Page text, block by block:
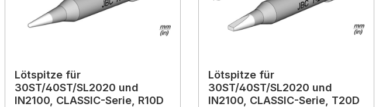
Lötspitze für
30ST/40ST/SL2020 und
IN2100, CLASSIC-Serie, R10D
Lötspitze für
30ST/40ST/SL2020 und
IN2100, CLASSIC-Serie, T20D